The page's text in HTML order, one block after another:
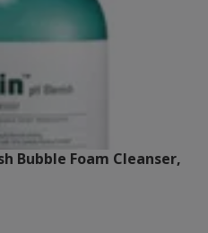
Bubble Foam Cleanser,